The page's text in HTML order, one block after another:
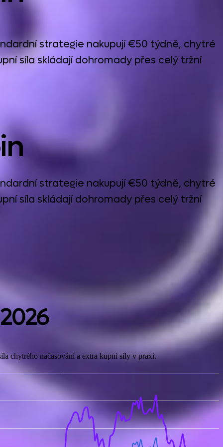
strategie nakupují €50 týdně, chytré
síla skládají dohromady přes celý tržní
strategie nakupují €50 týdně, chytré
síla skládají dohromady přes celý tržní
chytrého načasování a extra kupní síly v praxi.